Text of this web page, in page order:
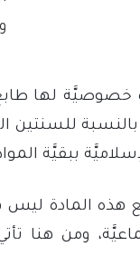
لها طابع
بالنسبة للسنتين
ببقيَّة
هذه المادة
ومن هنا